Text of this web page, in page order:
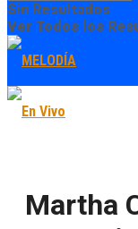
Sin Resultados
Ver Todos los
Martha